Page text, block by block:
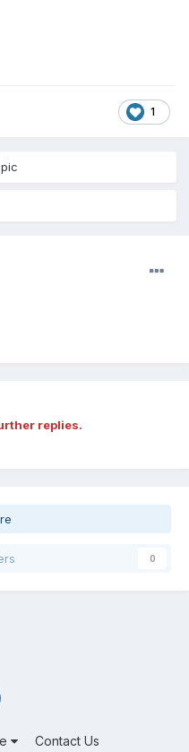
1
replies.
0
Contact Us